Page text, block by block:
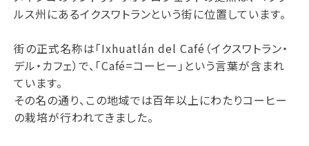
ルス州にあるイクスワトランという街に位置しています。
街の正式名称は「Ixhuatlán del Café（イクスワトラン・
デル・カフェ）で、「Café=コーヒー」という言葉が含まれ
ています。
その名の通り、この地域では百年以上にわたりコーヒー
の栽培が行われてきました。